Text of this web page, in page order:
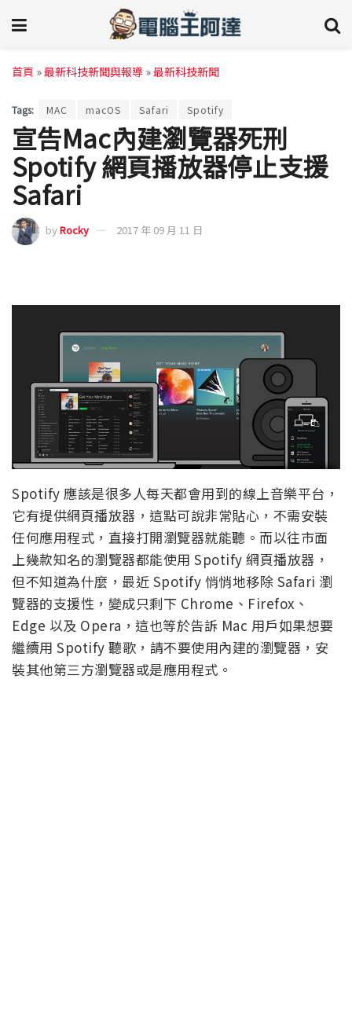
首頁 »最新科技新聞與報導 »最新科技新聞
Tags: MAC macOS Safari Spotify
宣告Mac內建瀏覽器死刑
Spotify 網頁播放器停止支援
Safari
byRocky 2017 年 09 月 11 日
Spotify 應該是很多人每天都會用到的線上音樂平台，
它有提供網頁播放器，這點可說非常貼心，不需安裝
任何應用程式，直接打開瀏覽器就能聽。而以往市面
上幾款知名的瀏覽器都能使用 Spotify 網頁播放器，
但不知道為什麼，最近 Spotify 悄悄地移除 Safari 瀏
覽器的支援性，變成只剩下 Chrome、Firefox、
Edge 以及 Opera，這也等於告訴 Mac 用戶如果想要
繼續用 Spotify 聽歌，請不要使用內建的瀏覽器，安
裝其他第三方瀏覽器或是應用程式。